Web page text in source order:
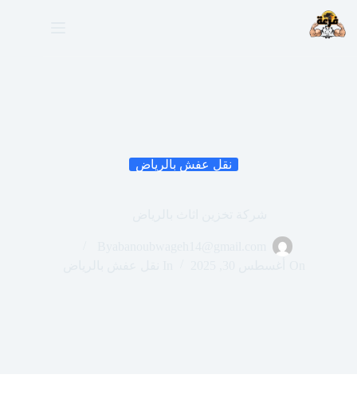
إلى
المحتوى
نقل عفش بالرياض